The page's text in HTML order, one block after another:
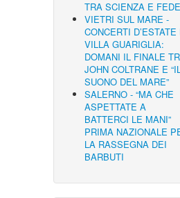
TRA SCIENZA E
VIETRI SUL MARE -
CONCERTI D’ESTATE
VILLA GUARIGLIA:
DOMANI IL FINALE
JOHN COLTRANE E
SUONO DEL MARE”
SALERNO - “MA CHE
ASPETTATE A
BATTERCI LE MANI”
PRIMA NAZIONALE
LA RASSEGNA DEI
BARBUTI